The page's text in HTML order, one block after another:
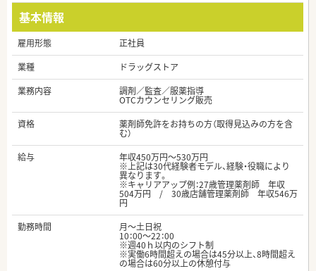
基本情報
雇用形態
正社員
業種
ドラッグストア
業務内容
調剤／監査／服薬指導
OTCカウンセリング販売
資格
薬剤師免許をお持ちの方（取得見込みの方を含
む）
給与
年収450万円～530万円
※上記は30代経験者モデル、経験・役職により
異なります。
※キャリアアップ例：27歳管理薬剤師 年収
504万円 / 30歳店舗管理薬剤師 年収546万
円
勤務時間
月～土日祝
10：00～22：00
※週40ｈ以内のシフト制
※実働6時間超えの場合は45分以上、8時間超え
の場合は60分以上の休憩付与